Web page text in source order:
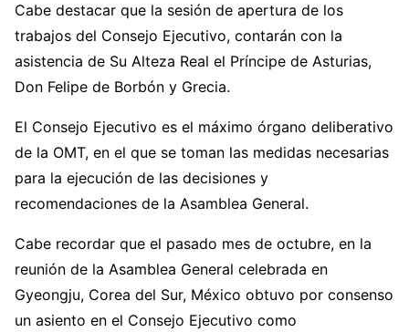
Cabe destacar que la sesión de apertura de los
trabajos del Consejo Ejecutivo, contarán con la
asistencia de Su Alteza Real el Príncipe de Asturias,
Don Felipe de Borbón y Grecia.
El Consejo Ejecutivo es el máximo órgano deliberativo
de la OMT, en el que se toman las medidas necesarias
para la ejecución de las decisiones y
recomendaciones de la Asamblea General.
Cabe recordar que el pasado mes de octubre, en la
reunión de la Asamblea General celebrada en
Gyeongju, Corea del Sur, México obtuvo por consenso
un asiento en el Consejo Ejecutivo como